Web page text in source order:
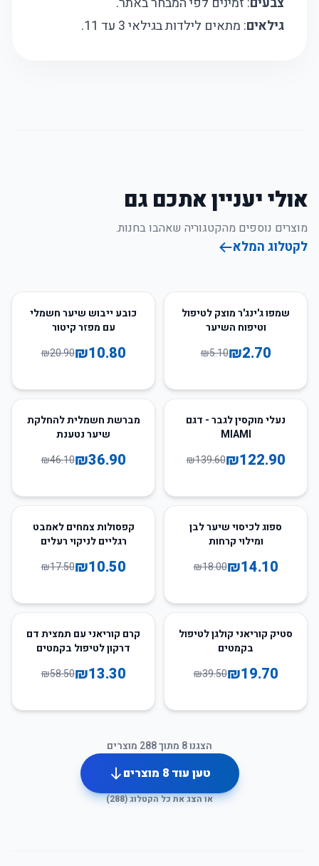
גילאים: מתאים לילדות בגילאי 3 עד 11.
אולי יעניין אתכם גם
מוצרים נוספים מהקטגוריה שאהבו בחנות.
לקטלוג המלא
47
שמפו ג'ינג'ר מוצק לטיפול
וטיפוח השיער
₪2.70
₪5.10
48
כובע ייבוש שיער חשמלי
עם מפזר קיטור
₪10.80
₪20.90
12
נעלי מוקסין לגבר - דגם
MIAMI
₪122.90
₪139.60
20%מברשת חשמלית להחלקת
שיער נטענת
₪36.90
₪46.10
22ספוג לכיסוי שיער לבן
ומילוי קרחות
₪14.10
₪18.00
40
קפסולות צמחים לאמבט
רגליים לניקוי רעלים
₪10.50
₪17.50
50%סטיק קוריאני קולגן לטיפול
בקמטים
₪19.70
₪39.50
77%קרם קוריאני עם תמצית דם
דרקון לטיפול בקמטים
₪13.30
₪58.50
הצגנו8 מתוך288 מוצרים
טען עוד8 מוצרים
או הצג את כל הקטלוג (288
)